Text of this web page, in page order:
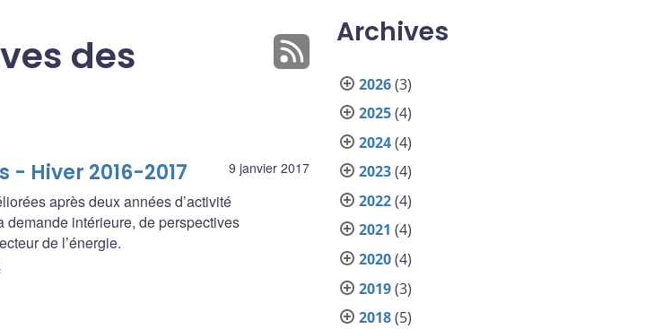
des
9 janvier 2017
Hiver 2016-2017
après deux années d’activité
demande intérieure, de perspectives
de l’énergie.
Archives
2026(3)
2025(4)
2024(4)
2023(4)
2022(4)
2021 (4)
2020(4)
2019(3)
2018(5)